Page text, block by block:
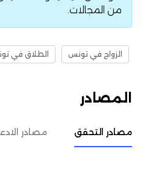
من المجالات.
الزواج في تونس الطلاق في
المصادر
مصادر التحقق مصادر